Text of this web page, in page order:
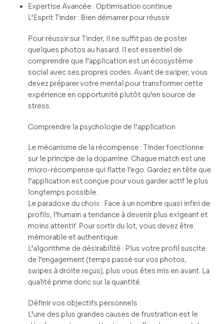
Expertise Avancée : Optimisation continue
L’Esprit Tinder : Bien démarrer pour réussir
Pour réussir sur Tinder, il ne suffit pas de poster
quelques photos au hasard. Il est essentiel de
comprendre que l’application est un écosystème
social avec ses propres codes. Avant de swiper, vous
devez préparer votre mental pour transformer cette
expérience en opportunité plutôt qu’en source de
stress.
Comprendre la psychologie de l’application
Le mécanisme de la récompense : Tinder fonctionne
sur le principe de la dopamine. Chaque match est une
micro-récompense qui flatte l’ego. Gardez en tête que
l’application est conçue pour vous garder actif le plus
longtemps possible.
Le paradoxe du choix : Face à un nombre quasi infini de
profils, l’humain a tendance à devenir plus exigeant et
moins attentif. Pour sortir du lot, vous devez être
mémorable et authentique.
L’algorithme de désirabilité : Plus votre profil suscite
de l’engagement (temps passé sur vos photos,
swipes à droite reçus), plus vous êtes mis en avant. La
qualité prime donc sur la quantité.
Définir vos objectifs personnels
L’une des plus grandes causes de frustration est le